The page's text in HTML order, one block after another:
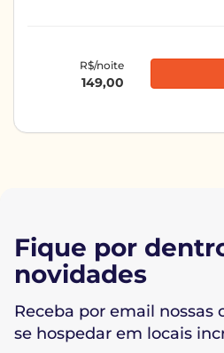
R$/noite
149,00
Fique por
novidades
Receba por email nossas
se hospedar em locais